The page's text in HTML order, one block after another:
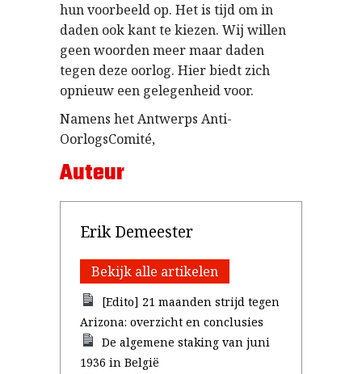
hun voorbeeld op. Het is tijd om in
daden ook kant te kiezen. Wij willen
geen woorden meer maar daden
tegen deze oorlog. Hier biedt zich
opnieuw een gelegenheid voor.
Namens het Antwerps Anti-
OorlogsComité,
Auteur
Erik Demeester
Bekijk alle artikelen
[Edito] 21 maanden strijd tegen
Arizona: overzicht en conclusies
De algemene staking van juni
1936 in België